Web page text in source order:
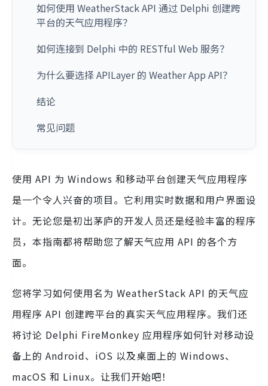
如何使用 WeatherStack API 通过 Delphi 创建跨
平台的天气应用程序？
如何连接到 Delphi 中的 RESTful Web 服务？
为什么要选择 APILayer 的 Weather App API？
结论
常见问题
使用 API 为 Windows 和移动平台创建天气应用程序
是一个令人兴奋的项目。它利用实时数据和用户界面设
计。无论您是初出茅庐的开发人员还是经验丰富的程序
员，本指南都将帮助您了解天气应用 API 的各个方
面。
您将学习如何使用名为 WeatherStack API 的天气应
用程序 API 创建跨平台的真实天气应用程序。我们还
将讨论 Delphi FireMonkey 应用程序如何针对移动设
备上的 Android、iOS 以及桌面上的 Windows、
macOS 和 Linux。让我们开始吧！